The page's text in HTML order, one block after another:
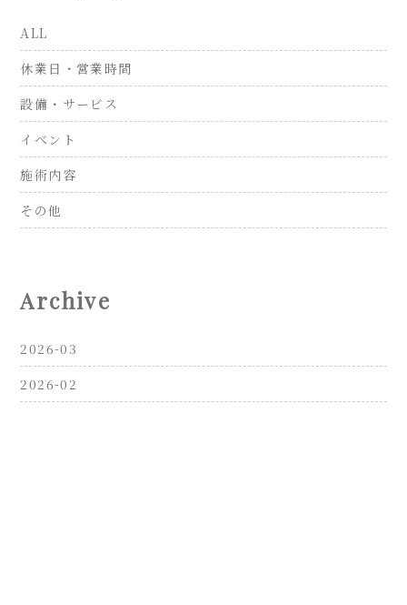
ALL
休業日・営業時間
設備・サービス
イベント
施術内容
その他
Archive
2026-03
2026-02